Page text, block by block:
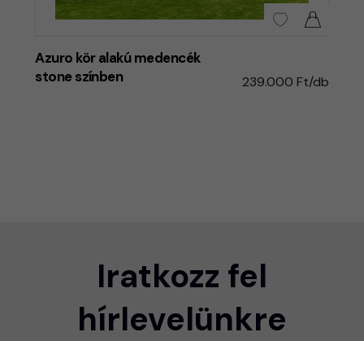
Azuro kör alakú medencék
stone színben
239.000 Ft/db
Iratkozz fel
hírlevelünkre